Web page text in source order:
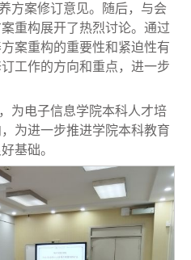
方案修订意见。随后，与会
重构展开了热烈讨论。通过
案重构的重要性和紧迫性有
工作的方向和重点，进一步
为电子信息学院本科人才培
为进一步推进学院本科教育
基础。